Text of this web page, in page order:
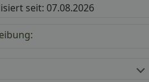
seit: 07.08.2026